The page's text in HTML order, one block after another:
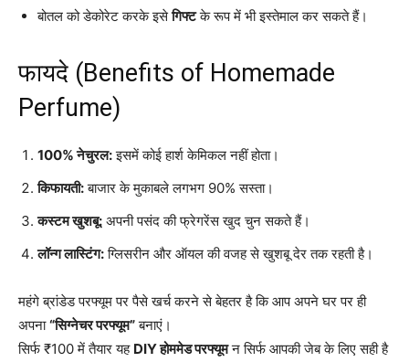
बोतल को डेकोरेट करके इसेगिफ्टके रूप में भी इस्तेमाल कर सकते हैं।
फायदे (Benefits of Homemade
Perfume)
100% नेचुरल:इसमें कोई हार्श केमिकल नहीं होता।
किफायती:बाजार के मुकाबले लगभग 90% सस्ता।
कस्टम खुशबू: अपनी पसंद की फ्रेगरेंस खुद चुन सकते हैं।
लॉन्ग लास्टिंग:ग्लिसरीन और ऑयल की वजह से खुशबू देर तक रहती है।
महंगे ब्रांडेड परफ्यूम पर पैसे खर्च करने से बेहतर है कि आप अपने घर पर ही
अपना“सिग्नेचर परफ्यूम”बनाएं।
सिर्फ ₹100 में तैयार यह DIY होममेड परफ्यूमन सिर्फ आपकी जेब के लिए सही है